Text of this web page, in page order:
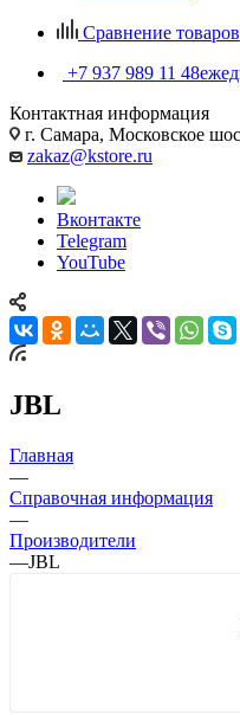
Сравнение товаров
+7 937 989 11 48
Контактная информация
г. Самара, Московское
zakaz@kstore.ru
Вконтакте
Telegram
YouTube
JBL
Главная
—
Справочная информация
—
Производители
—JBL